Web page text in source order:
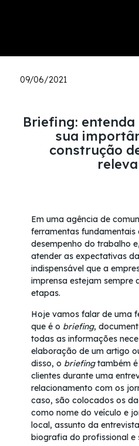
09/06/2021
Briefing: entenda
sua
construção
Em uma agência de
ferramentas fundamentais
desempenho do trabalho
atender as expectativas
indispensável que a
imprensa estejam sempre
etapas.
Hoje vamos falar de uma
que é o briefing,
todas as informações
elaboração de um artigo
disso, o briefingtambém é
clientes durante uma
relacionamento com os
caso, são colocados os
como nome do veículo e
local, assunto da
biografia do profissional e